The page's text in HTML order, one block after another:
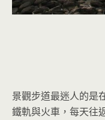
景觀步道最迷人的是
鐵軌與火車，每天往